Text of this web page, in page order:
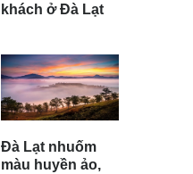
khách ở Đà Lạt
Đà Lạt nhuốm
màu huyền ảo,